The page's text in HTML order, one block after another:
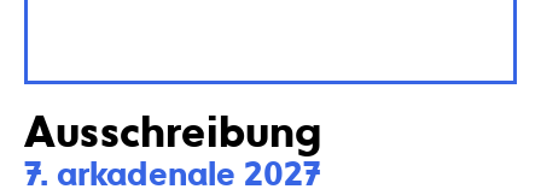
Ausschreibung
7. arkadenale 2027